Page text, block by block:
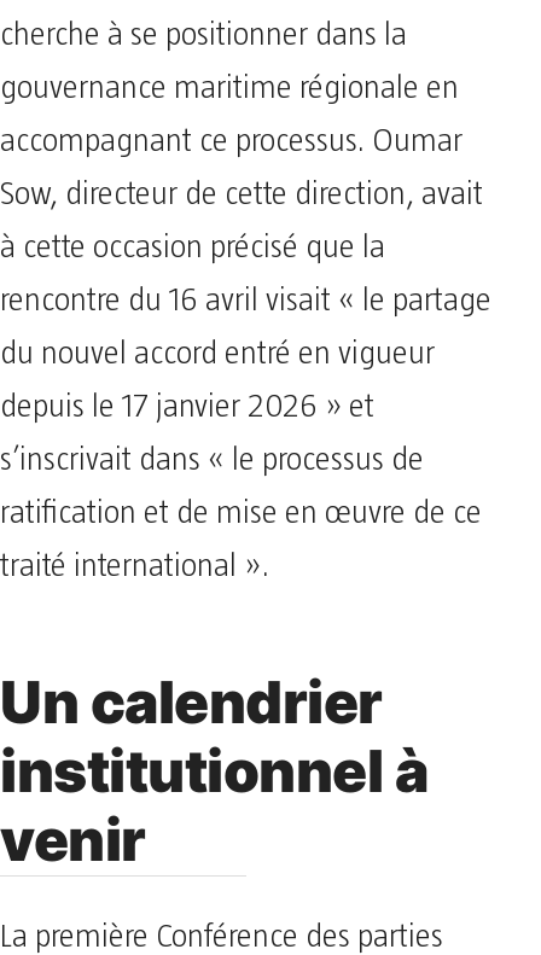
cherche à se positionner dans la
gouvernance maritime régionale en
accompagnant ce processus. Oumar
Sow, directeur de cette direction, avait
à cette occasion précisé que la
rencontre du 16 avril visait « le partage
du nouvel accord entré en vigueur
depuis le 17 janvier 2026 » et
s’inscrivait dans « le processus de
ratification et de mise en œuvre de ce
traité international ».
Un calendrier
institutionnel à
venir
La première Conférence des parties